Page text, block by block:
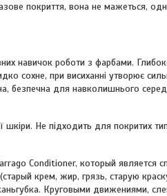
покриття, вона не мажеться,
навичок роботи з фарбами.
сохне, при висиханні утворює
безпечна для навколишнього
Не підходить для покритих
Conditioner, который
крем, жир, грязь, старую
Круговыми движениями,